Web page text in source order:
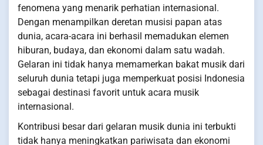
fenomena yang menarik perhatian internasional.
Dengan menampilkan deretan musisi papan atas
dunia, acara-acara ini berhasil memadukan elemen
hiburan, budaya, dan ekonomi dalam satu wadah.
Gelaran ini tidak hanya memamerkan bakat musik dari
seluruh dunia tetapi juga memperkuat posisi Indonesia
sebagai destinasi favorit untuk acara musik
internasional.
Kontribusi besar dari gelaran musik dunia ini terbukti
tidak hanya meningkatkan pariwisata dan ekonomi